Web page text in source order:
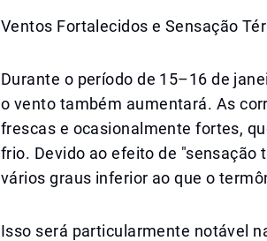
Ventos Fortalecidos e Sensação
Durante o período de 15–16 de
o vento também aumentará. As
frescas e ocasionalmente fortes,
frio. Devido ao efeito de "sensação
vários graus inferior ao que o
Isso será particularmente notável